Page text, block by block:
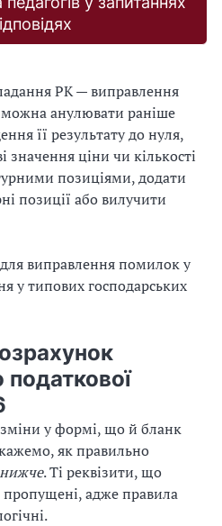
РК — виправлення
анулювати раніше
її результату до нуля,
значення ціни чи кількості
позиціями, додати
позиції або вилучити
виправлення помилок у
у типових господарських
податкової
у формі, що й бланк
як правильно
. Ті реквізити, що
адже правила